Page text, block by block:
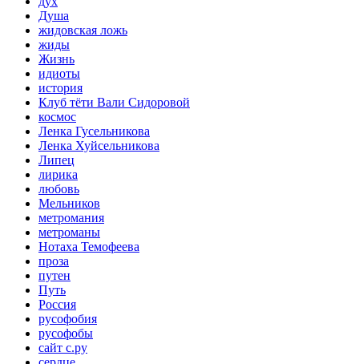
Душа
жидовская ложь
жиды
Жизнь
идиоты
история
Клуб тёти Вали Сидоровой
космос
Ленка Гусельникова
Ленка Хуйсельникова
Липец
лирика
любовь
Мельников
метромания
метроманы
Нотаха Темофеева
проза
путен
Путь
Россия
русофобия
русофобы
сайт с.ру